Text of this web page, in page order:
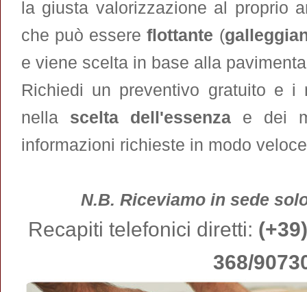
la giusta valorizzazione al proprio
che può essereflottante (
e viene scelta in base alla
Richiedi un preventivo gratuito e i
nella scelta dell'essenza e dei
informazioni richieste in modo
N.B. Riceviamo in sede
Recapiti telefonici diretti:
368/